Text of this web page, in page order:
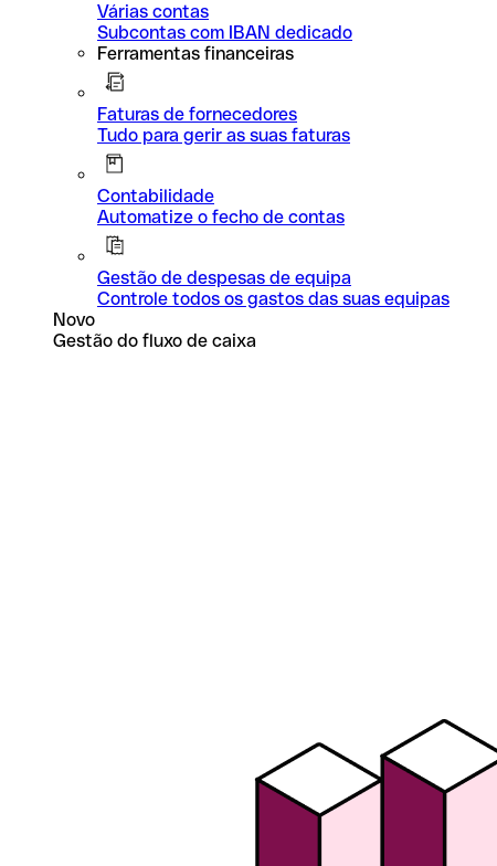
Várias contas
Subcontas com IBAN dedicado
Ferramentas financeiras
Faturas de fornecedores
Tudo para gerir as suas faturas
Contabilidade
Automatize o fecho de contas
Gestão de despesas de equipa
Controle todos os gastos das suas equipas
Novo
Gestão do fluxo de caixa